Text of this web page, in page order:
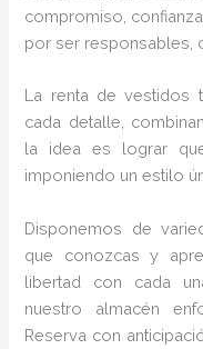
compromiso,
por ser responsables,
La renta de vestidos
cada detalle,
la idea es lograr
imponiendo un estilo
Disponemos de
que conozcas y
libertad con cada
nuestro almacén
Reserva con